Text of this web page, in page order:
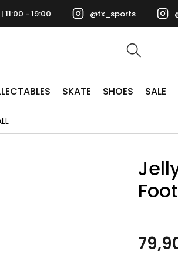
11:00 - 19:00 @tx_sports
SKATE SHOES SALE